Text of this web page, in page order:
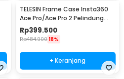
TELESIN Frame Case Insta360
Ace Pro/Ace Pro 2 Pelindung
Kamera - S6-FMS-32-TIS
Rp399.500
Rp484.900 18%
+ Keranjang